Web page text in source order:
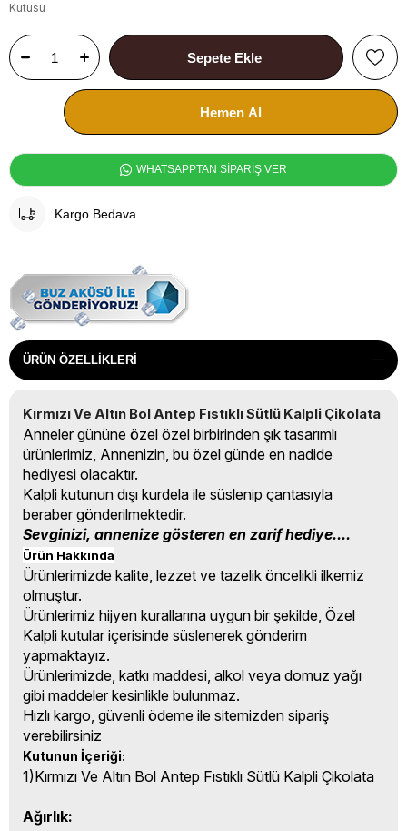
Kutusu
WHATSAPPTAN SİPARİŞ VER
Kargo Bedava
ÜRÜN ÖZELLIKLERI
Kırmızı Ve Altın Bol Antep Fıstıklı Sütlü Kalpli Çikolata
Anneler gününe özel özel birbirinden şık tasarımlı
ürünlerimiz, Annenizin, bu özel günde en nadide
hediyesi olacaktır.
Kalpli kutunun dışı kurdela ile süslenip çantasıyla
beraber gönderilmektedir.
Sevginizi, annenize gösteren en zarif hediye....
Ürün Hakkında
Ürünlerimizde kalite, lezzet ve tazelik öncelikli ilkemiz
olmuştur.
Ürünlerimiz hijyen kurallarına uygun bir şekilde, Özel
Kalpli kutular içerisinde süslenerek gönderim
yapmaktayız.
Ürünlerimizde, katkı maddesi, alkol veya domuz yağı
gibi maddeler kesinlikle bulunmaz.
Hızlı kargo, güvenli ödeme ile sitemizden sipariş
verebilirsiniz
Kutunun İçeriği:
1)Kırmızı Ve Altın Bol Antep Fıstıklı Sütlü Kalpli Çikolata
Ağırlık: